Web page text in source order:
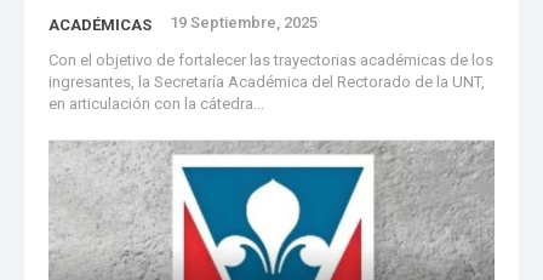
ACADÉMICAS 19 Septiembre, 2025
Con el objetivo de fortalecer las trayectorias académicas de los
ingresantes, la Secretaría Académica del Rectorado de la UNT,
en articulación con la cátedra...